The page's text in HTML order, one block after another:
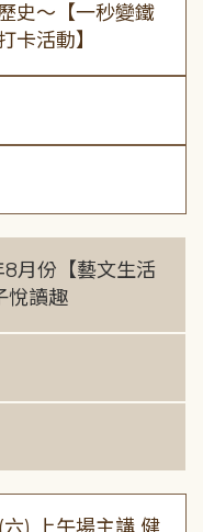
史〜【一秒變鐵
卡活動】
8月份【藝文生活
悅讀趣